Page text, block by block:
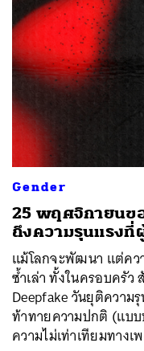
Gender
25 พฤศจิกายนข
ถึงความรุนแรงที่
แม้โลกจะพัฒนา แต่คว
ซ้ำเล่า ทั้งในครอบครั
Deepfake วันยุติความ
ท้าทายความปกติ (แบบ
ความไม่เท่าเทียมทาง